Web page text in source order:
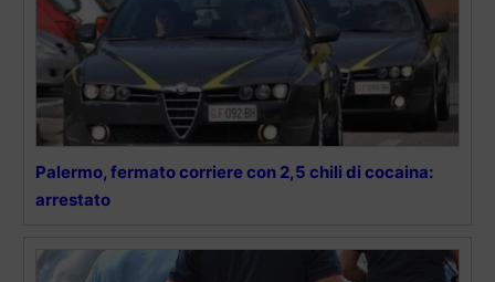
Palermo, fermato corriere con 2,5 chili di cocaina:
arrestato